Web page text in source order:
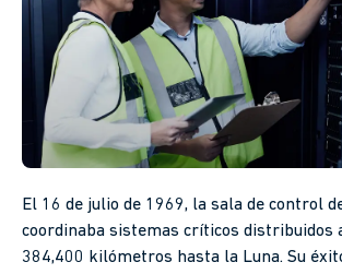
El 16 de julio de 1969, la sala de control
coordinaba sistemas críticos distribuidos
384,400 kilómetros hasta la Luna. Su